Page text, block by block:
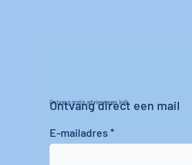
Ontvang gratis advies tegen kalk
Ontvang direct een mail
E-mailadres